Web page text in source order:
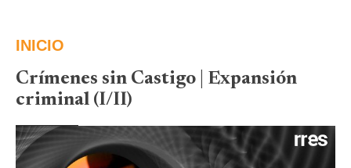
INICIO
Crímenes sin Castigo | Expansión
criminal (I/II)